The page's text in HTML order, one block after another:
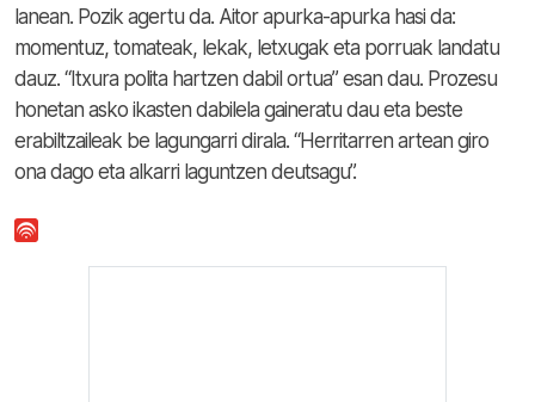
lanean. Pozik agertu da. Aitor apurka-apurka hasi da:
momentuz, tomateak, lekak, letxugak eta porruak landatu
dauz. “Itxura polita hartzen dabil ortua” esan dau. Prozesu
honetan asko ikasten dabilela gaineratu dau eta beste
erabiltzaileak be lagungarri dirala. “Herritarren artean giro
ona dago eta alkarri laguntzen deutsagu”.